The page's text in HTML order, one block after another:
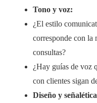
Tono y voz:
¿El estilo
corresponde con la
consultas?
¿Hay guías de voz
con clientes sigan
Diseño y